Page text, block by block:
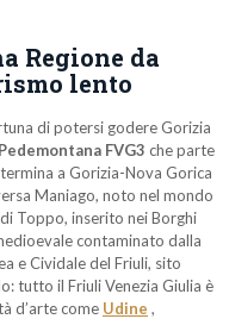
Regione da
lento
di potersi godere Gorizia
FVG3 che parte
a Gorizia-Nova Gorica
Maniago, noto nel mondo
Toppo, inserito nei Borghi
contaminato dalla
e Cividale del Friuli, sito
tutto il Friuli Venezia Giulia è
d’arte come Udine ,